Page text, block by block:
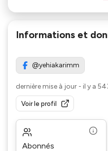
Informations et
@yehiakarimm
dernière mise à jour - il y a
Voir le profil
Abonnés